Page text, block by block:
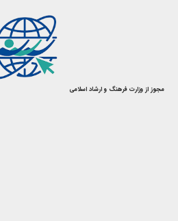
مجوز از وزارت فرهنگ و ارشاد اسلامی